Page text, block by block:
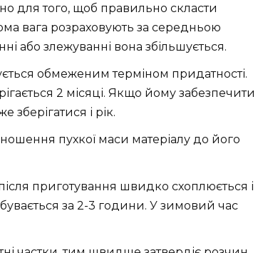
для того, щоб правильно скласти
вага розраховують за середньою
або злежуванні вона збільшується.
обмеженим терміном придатності.
2 місяці. Якщо йому забезпечити
зберігатися і рік.
пухкої маси матеріалу до його
приготування швидко схоплюється і
за 2-3 години. У зимовий час